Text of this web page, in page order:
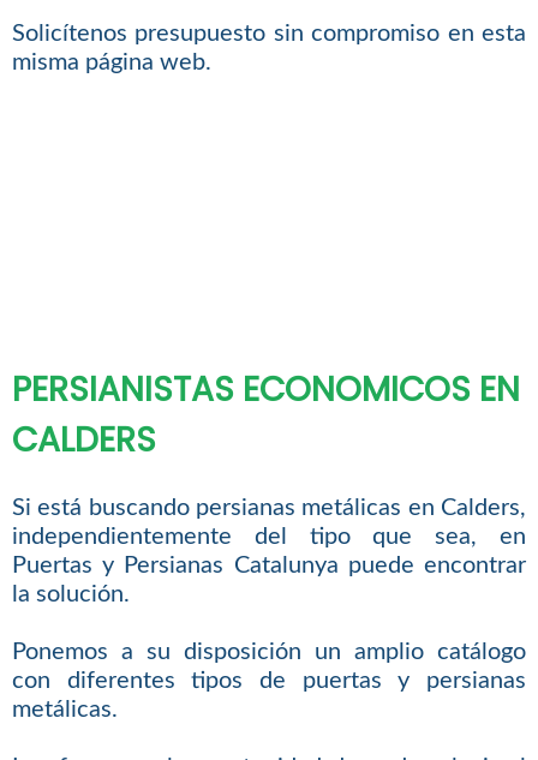
Solicítenos presupuesto sin compromiso en esta
misma página web.
PERSIANISTAS ECONOMICOS EN
CALDERS
Si está buscando persianas metálicas en Calders,
independientemente del tipo que sea, en
Puertas y Persianas Catalunya puede encontrar
la solución.
Ponemos a su disposición un amplio catálogo
con diferentes tipos de puertas y persianas
metálicas.